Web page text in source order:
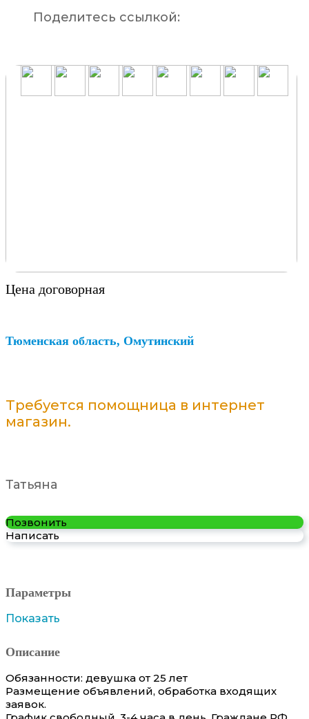
Поделитесь ссылкой:
Цена договорная
Тюменская область, Омутинский
Требуется помощница в интернет
магазин.
Татьяна
Позвонить
Написать
Параметры
Показать
Описание
Обязанности: девушка от 25 лет
Размещение объявлений, обработка входящих
заявок.